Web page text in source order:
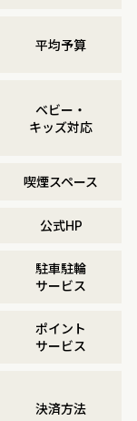
平均予算
ベビー・
キッズ対応
喫煙スペース
公式HP
駐車駐輪
サービス
ポイント
サービス
決済方法